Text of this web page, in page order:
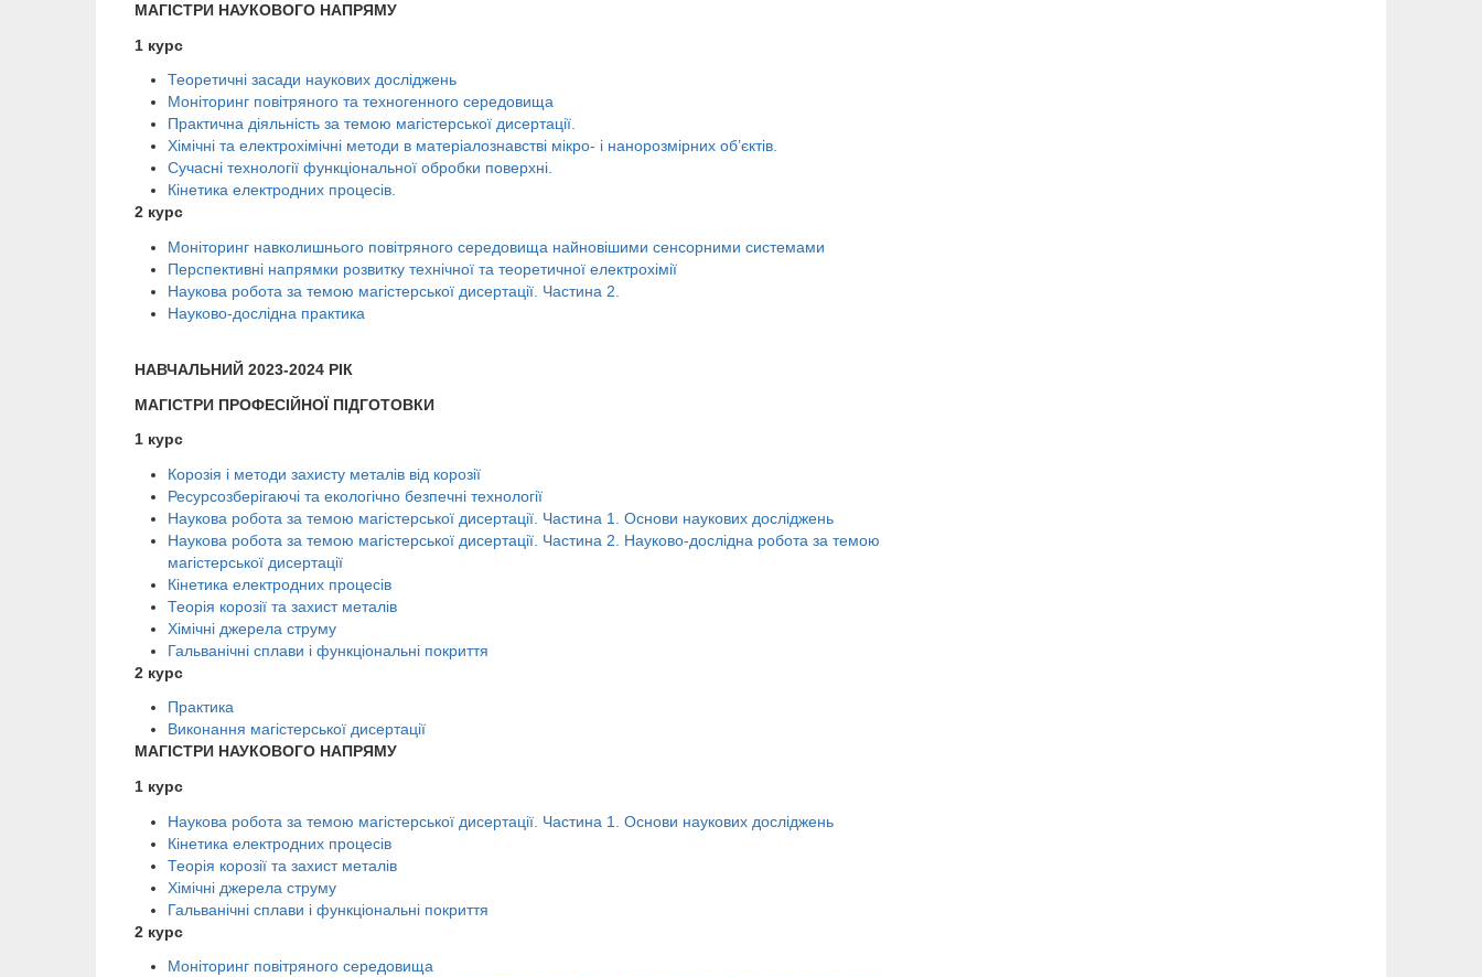
МАГІСТРИ НАУКОВОГО НАПРЯМУ
1 курс
Теоретичні засади наукових досліджень
Моніторинг повітряного та техногенного середовища
Практична діяльність за темою магістерської дисертації.
Хімічні та електрохімічні методи в матеріалознавстві мікро- і нанорозмірних об’єктів.
Сучасні технології функціональної обробки поверхні.
Кінетика електродних процесів.
2 курс
Моніторинг навколишнього повітряного середовища найновішими сенсорними системами
Перспективні напрямки розвитку технічної та теоретичної електрохімії
Наукова робота за темою магістерської дисертації. Частина 2.
Науково-дослідна практика
НАВЧАЛЬНИЙ 2023-2024 РІК
МАГІСТРИ ПРОФЕСІЙНОЇ ПІДГОТОВКИ
1 курс
Корозія і методи захисту металів від корозії
Ресурсозберігаючі та екологічно безпечні технології
Наукова робота за темою магістерської дисертації. Частина 1. Основи наукових досліджень
Наукова робота за темою магістерської дисертації. Частина 2. Науково-дослідна робота за темою
магістерської дисертації
Кінетика електродних процесів
Теорія корозії та захист металів
Хімічні джерела струму
Гальванічні сплави і функціональні покриття
2 курс
Практика
Виконання магістерської дисертації
МАГІСТРИ НАУКОВОГО НАПРЯМУ
1 курс
Наукова робота за темою магістерської дисертації. Частина 1. Основи наукових досліджень
Кінетика електродних процесів
Теорія корозії та захист металів
Хімічні джерела струму
Гальванічні сплави і функціональні покриття
2 курс
Моніторинг повітряного середовища